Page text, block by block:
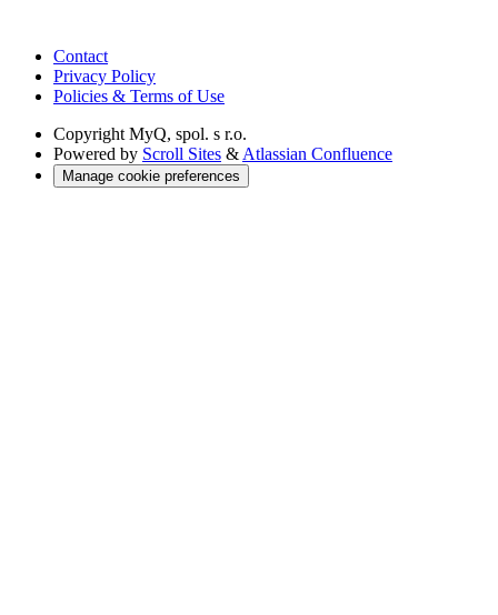
Contact
Privacy Policy
Policies & Terms of Use
Copyright MyQ, spol. s r.o.
Powered by Scroll Sites & Atlassian Confluence
Manage cookie preferences